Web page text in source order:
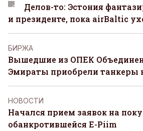
Делов-то: Эстония
и президенте, пока airBaltic
БИРЖА
Вышедшие из ОПЕК
Эмираты приобрели танкеры
НОВОСТИ
Начался прием заявок на
обанкротившейся E-Piim